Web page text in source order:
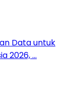
Data untuk
2026, …